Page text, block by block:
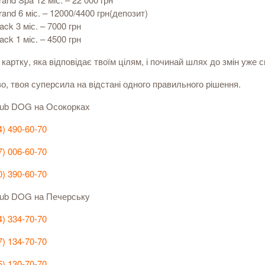
6 міс. – 12000/4400 грн(депозит)
3 міс. – 7000 грн
1 міс. – 4500 грн
яка відповідає твоїм цілям, і починай шлях до змін уже
твоя суперсила на відстані одного правильного рішення.
DOG на Осокорках
490-60-70
006-60-70
390-60-70
DOG на Печерську
334-70-70
134-70-70